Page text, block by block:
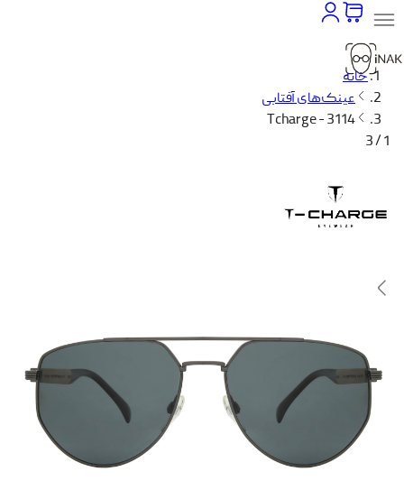
خانه
عینک‌های آفتابی
Tcharge - 3114
1 / 3